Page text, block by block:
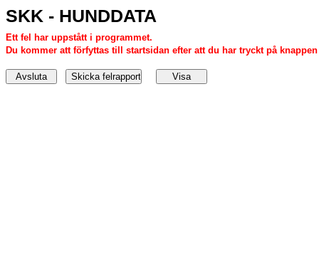
SKK - HUNDDATA
Ett fel har uppstått i programmet.
Du kommer att förfyttas till startsidan efter att du har tryckt på